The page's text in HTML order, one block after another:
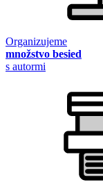
Organizujeme
množstvo besied
s autormi